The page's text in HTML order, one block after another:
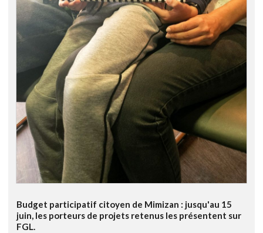
Budget participatif citoyen de Mimizan : jusqu'au 15
juin, les porteurs de projets retenus les présentent sur
FGL.